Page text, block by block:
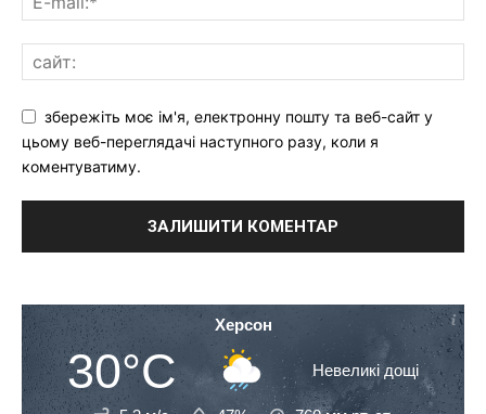
збережіть моє ім'я, електронну пошту та веб-сайт у
цьому веб-переглядачі наступного разу, коли я
коментуватиму.
Херсон
30°C Невеликі дощі